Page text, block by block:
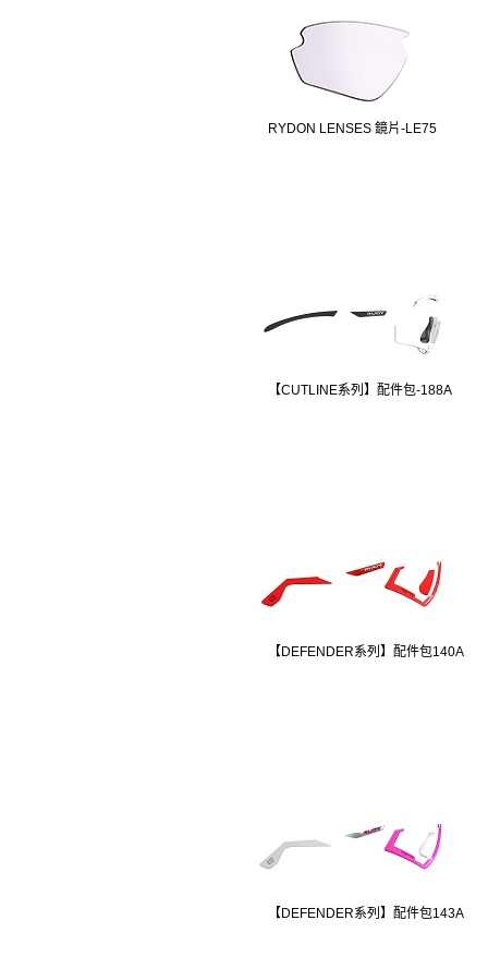
RYDON LENSES 鏡片-LE75
【CUTLINE系列】配件包-188A
【DEFENDER系列】配件包140A
【DEFENDER系列】配件包143A